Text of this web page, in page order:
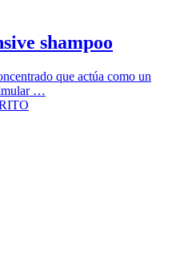
shampoo
que actúa como un
…